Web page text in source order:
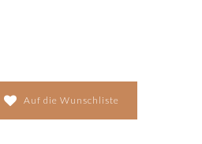
Auf die Wunschliste